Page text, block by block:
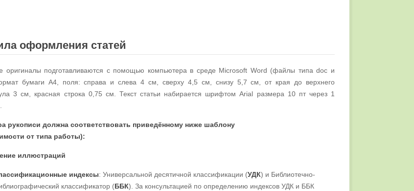
оформления статей
оригиналы подготавливаются с помощью компьютера в среде Microsoft Word (файлы типа doc и
бумаги А4, поля: справа и слева 4 см, сверху 4,5 см, снизу 5,7 см, от края до верхнего
3 см, красная строка 0,75 см. Текст статьи набирается шрифтом Arial размера 10 пт через 1
рукописи должна соответствовать приведённому ниже шаблону
от типа работы):
иллюстраций
индексы: Универсальной десятичной классификации (УДК) и Библиотечно-
классификатор (ББК). За консультацией по определению индексов УДК и ББК